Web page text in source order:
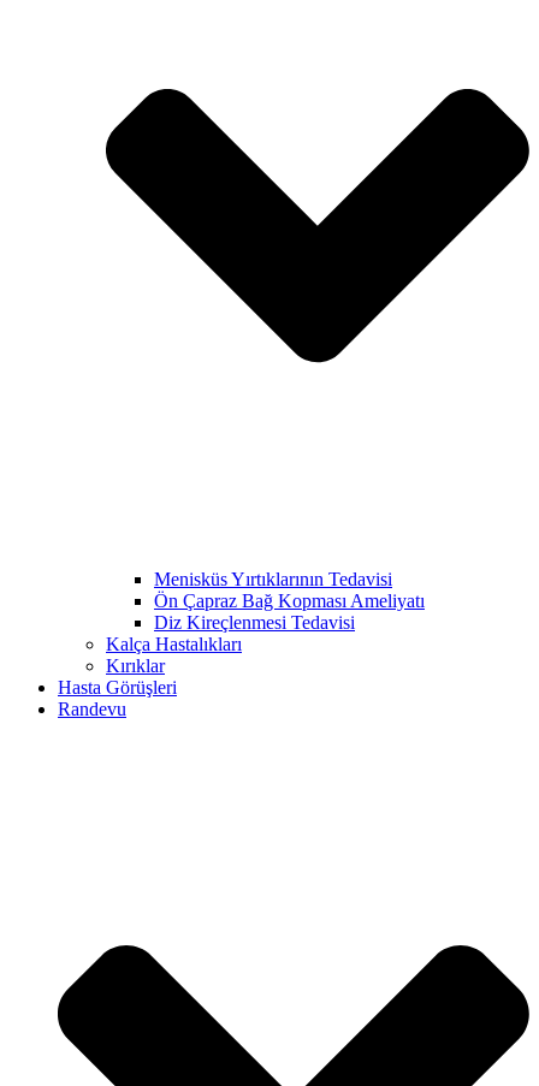
Menisküs Yırtıklarının Tedavisi
Ön Çapraz Bağ Kopması Ameliyatı
Diz Kireçlenmesi Tedavisi
Kalça Hastalıkları
Kırıklar
Hasta Görüşleri
Randevu